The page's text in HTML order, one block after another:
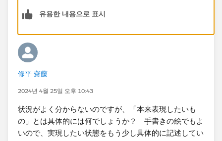
유용한 내용으로 표시
修平 齋藤
2024년 4월 25일 오후 10:43
状況がよく分からないのですが、「本来表現したいも
の」とは具体的には何でしょうか？ 手書きの絵でもよ
いので、実現したい状態をもう少し具体的に記述してい